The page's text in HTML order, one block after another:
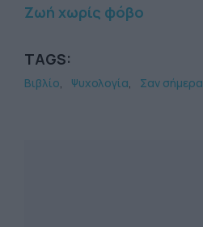
Ζωή χωρίς φόβο
TAGS:
Βιβλίο Ψυχολογία Σαν σήμερα